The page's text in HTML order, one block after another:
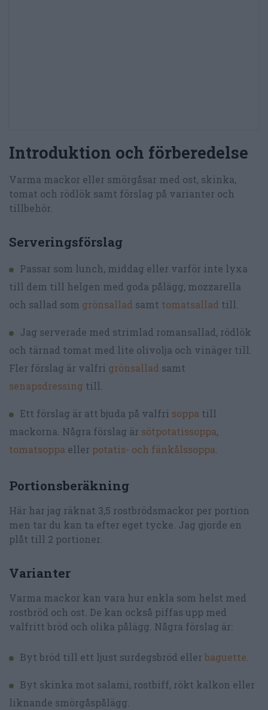
Introduktion och förberedelse
Varma mackor eller smörgåsar med ost, skinka,
tomat och rödlök samt förslag på varianter och
tillbehör.
Serveringsförslag
Passar som lunch, middag eller varför inte lyxa
till dem till helgen med goda pålägg, mozzarella
och sallad som grönsallad samt tomatsallad till.
Jag serverade med strimlad romansallad, rödlök
och tärnad tomat med lite olivolja och vinäger till.
Fler förslag är valfri grönsallad samt
senapsdressing till.
Ett förslag är att bjuda på valfri soppa till
mackorna. Några förslag är sötpotatissoppa,
tomatsoppa eller potatis- och fänkålssoppa.
Portionsberäkning
Här har jag räknat 3,5 rostbrödsmackor per portion
men tar du kan ta efter eget tycke. Jag gjorde en
plåt till 2 portioner.
Varianter
Varma mackor kan vara hur enkla som helst med
rostbröd och ost. De kan också piffas upp med
valfritt bröd och olika pålägg. Några förslag är:
Byt bröd till ett ljust surdegsbröd eller baguette.
Byt skinka mot salami, rostbiff, rökt kalkon eller
liknande smörgåspålägg.